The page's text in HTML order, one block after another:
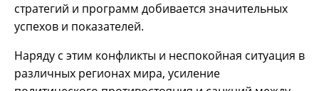
стратегий и программ добивается значительных
успехов и показателей.
Наряду с этим конфликты и неспокойная ситуация в
различных регионах мира, усиление